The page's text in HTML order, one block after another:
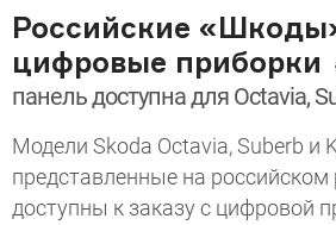
Российские
цифровые приборки
панель доступна для Octavia,
Модели Skoda Octavia, Suberb и
представленные на
доступны к заказу с цифровой